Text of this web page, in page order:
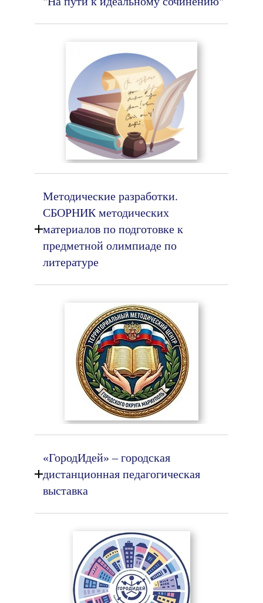
Методические разработки.
СБОРНИК методических
материалов по подготовке к
предметной олимпиаде по
литературе
«ГородИдей» – городская
дистанционная педагогическая
выставка